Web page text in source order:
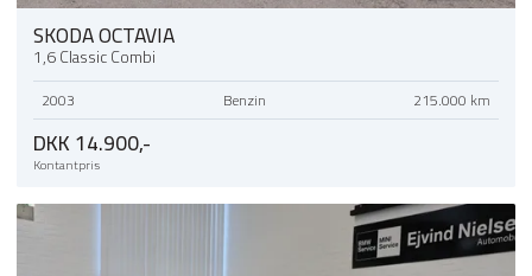
SKODA OCTAVIA
1,6 Classic Combi
2003 Benzin 215.000 km
DKK 14.900,-
Kontantpris